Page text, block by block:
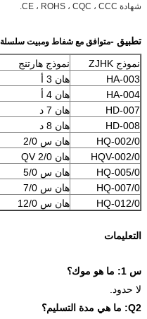
شهادة CE ، ROHS ، CQC ، CCC.
تطبيق -متوافق مع شفاط ومبيت سلسلة Harting Han 3A
نموذج ZJHK نموذج هارتنج
HA-003
هان 3 أ
HA-004
هان 4 أ
HD-007
هان 7 د
HD-008
هان 8 د
HQ-002/0
هان س 2/0
HQV-002/0
هان QV 2/0
HQ-005/0
هان س 5/0
HQ-007/0
هان س 7/0
HQ-012/0
هان س 12/0
التعليمات
س 1: ما هو موك؟
لا حدود.
Q2: ما هي مدة التسليم؟